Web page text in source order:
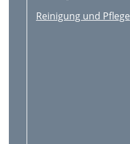
Reinigung und Pﬂege